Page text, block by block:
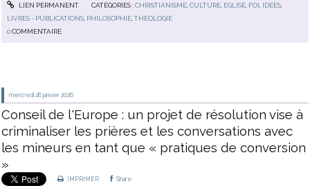
LIEN PERMANENT CATÉGORIES :CHRISTIANISME, CULTURE, EGLISE, FOI, IDÉES,
LIVRES - PUBLICATIONS PHILOSOPHIE ,THÉOLOGIE
0COMMENTAIRE
mercredi 28 janvier 2026
Conseil de l'Europe : un projet de résolution vise à
criminaliser les prières et les conversations avec
les mineurs en tant que « pratiques de conversion
»
IMPRIMER Share